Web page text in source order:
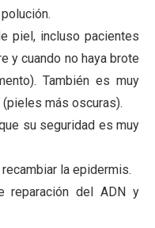
piel, incluso pacientes
y cuando no haya brote
También es muy
más oscuras).
su seguridad es muy
la epidermis.
reparación del ADN y